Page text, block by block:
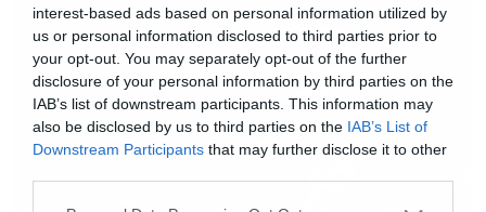
interest-based ads based on personal information utilized by
us or personal information disclosed to third parties prior to
your opt-out. You may separately opt-out of the further
disclosure of your personal information by third parties on the
IAB’s list of downstream participants. This information may
also be disclosed by us to third parties on the IAB’s List of
Downstream Participants that may further disclose it to other
Για το πώς ήταν να δουλεύουν χωρίς τον Jeff
Ήταν παράξενο να δουλεύουμε χωρίς τον
Jeff, γιατί δεν θα είναι ποτέ ξανά μαζί μας.
Ακόμα και όταν κάναμε πράγματα χωρίς
αυτόν όταν ζούσε ακόμα, έμοιαζε παράξενο.